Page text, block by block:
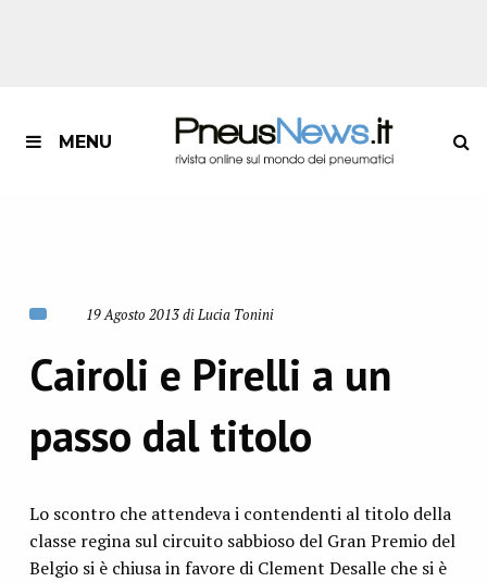
MENU
19 Agosto 2013 di Lucia Tonini
Cairoli e Pirelli a un
passo dal titolo
Lo scontro che attendeva i contendenti al titolo della
classe regina sul circuito sabbioso del Gran Premio del
Belgio si è chiusa in favore di Clement Desalle che si è